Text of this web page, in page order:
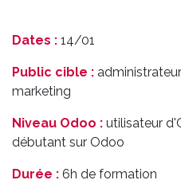
Dates : 14/01
Public cible :
marketing
Niveau Odoo : utilisateur
débutant sur Odoo
Durée : 6h de formation